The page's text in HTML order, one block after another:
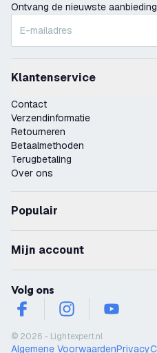
Ontvang de nieuwste
Klantenservice
Contact
Verzendinformatie
Retourneren
Betaalmethoden
Terugbetaling
Over ons
Populair
Mijn account
Volg ons
facebookinstagramyoutube
© 2026 - Lightexpert.nl
Algemene VoorwaardenPrivacy